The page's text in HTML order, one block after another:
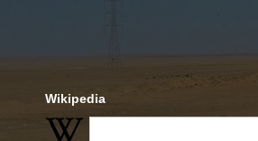
Wikipedia